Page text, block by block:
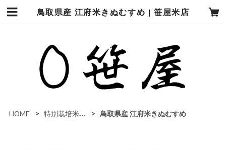
鳥取県産 江府米きぬむすめ | 笹屋米店
HOME 特別栽培米（農薬・化学肥料5割カット） 鳥取県産 江府米きぬむすめ